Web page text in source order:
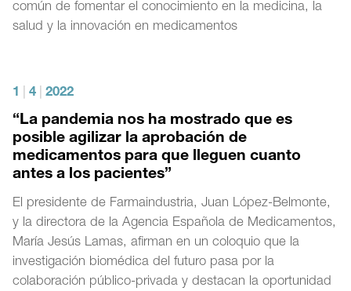
común de fomentar el conocimiento en la medicina, la
salud y la innovación en medicamentos
1 4 2022
“La pandemia nos ha mostrado que es
posible agilizar la aprobación de
medicamentos para que lleguen cuanto
antes a los pacientes”
El presidente de Farmaindustria, Juan López-Belmonte,
y la directora de la Agencia Española de Medicamentos,
María Jesús Lamas, afirman en un coloquio que la
investigación biomédica del futuro pasa por la
colaboración público-privada y destacan la oportunidad